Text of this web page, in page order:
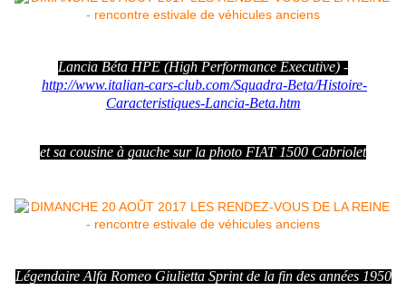
Lancia Béta HPE (High Performance Executive) -
http://www.italian-cars-club.com/Squadra-Beta/Histoire-
Caracteristiques-Lancia-Beta.htm
et sa cousine à gauche sur la photo FIAT 1500 Cabriolet
Légendaire Alfa Romeo Giulietta Sprint de la fin des années 1950